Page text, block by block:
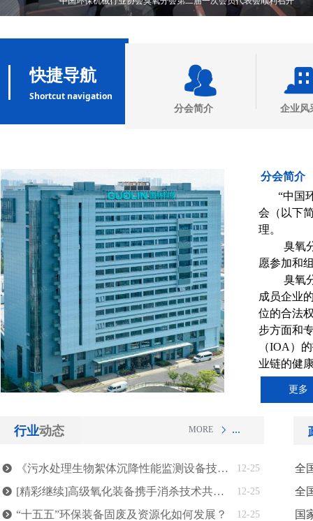
快捷导航
Shortcut navigation
分会简介
更多
“中国
会（以下
理。
臭氧分
愿参加和
臭氧分
成员企业
位的合法
步方面和
（IOA）
业链的健
行业动态 ꁕ 更多
MORE
12-25
뀹 《污水处理生物絮体沉降性能监测设备技术规范》团体标准批准发布
12-25
뀹 [精彩继续]高级氧化装备携手消杀技术共话行业热点
12-25
뀹 “十五五”环保装备固废及资源化如何发展？
全
国
뀡
分会简介 企业风